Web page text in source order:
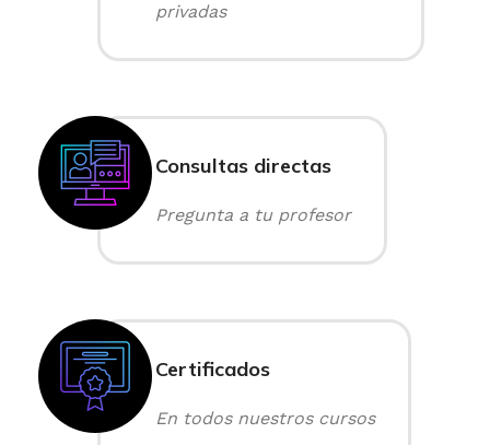
privadas
Consultas directas
Pregunta a tu profesor
Certificados
En todos nuestros cursos